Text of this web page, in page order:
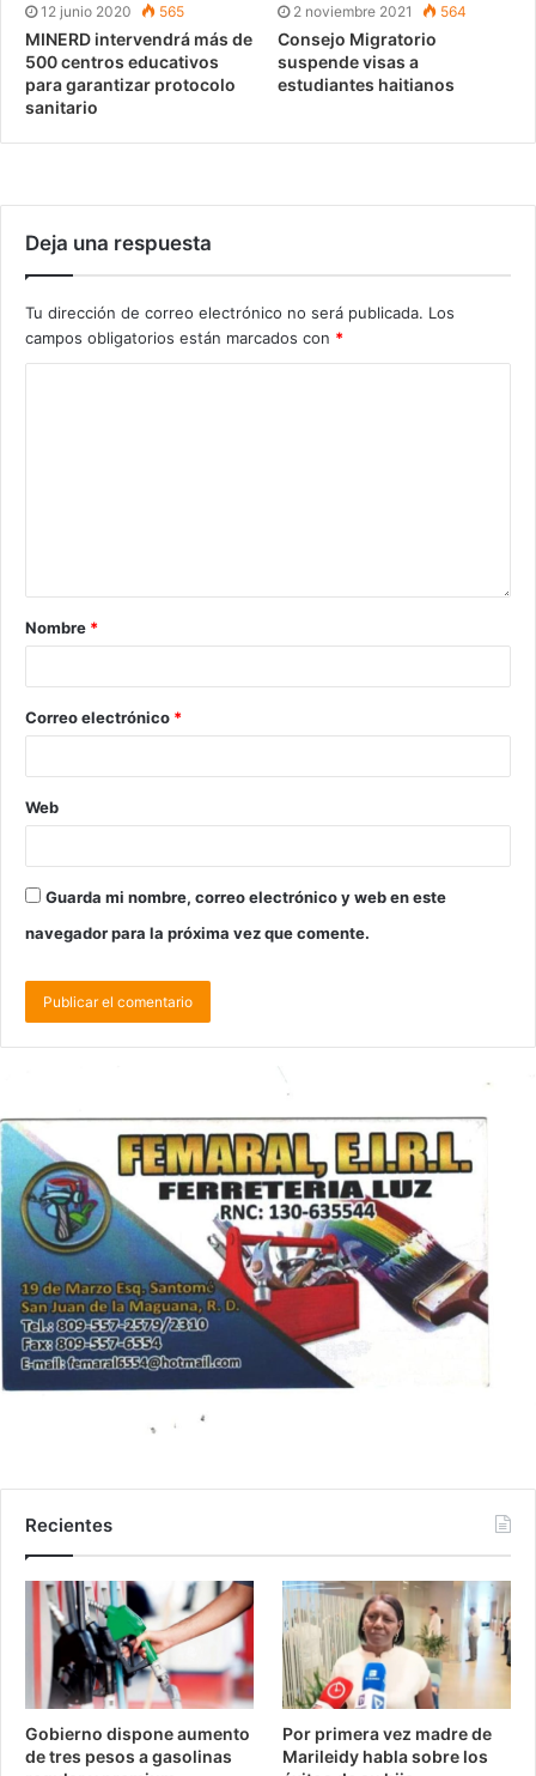
12 junio 2020 565
MINERD intervendrá más de
500 centros educativos
para garantizar protocolo
sanitario
2 noviembre 2021 564
Consejo Migratorio
suspende visas a
estudiantes haitianos
Deja una respuesta
Tu dirección de correo electrónico no será publicada. Los
campos obligatorios están marcados con *
Nombre *
Correo electrónico *
Web
Guarda mi nombre, correo electrónico y web en este
navegador para la próxima vez que comente.
Recientes
Gobierno dispone aumento
de tres pesos a gasolinas
Por primera vez madre de
Marileidy habla sobre los